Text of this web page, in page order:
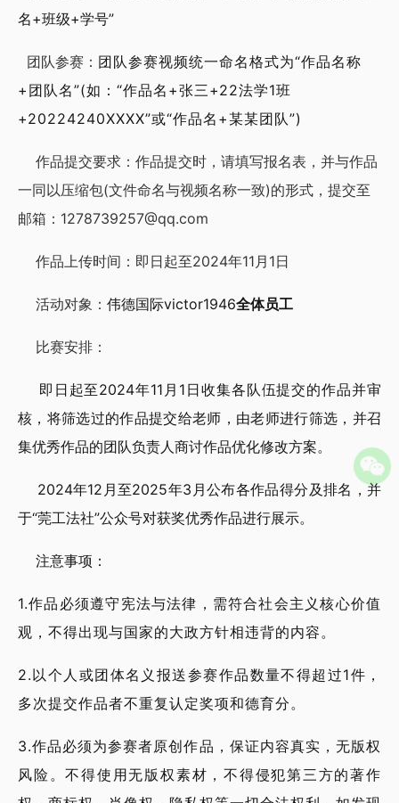
名+班级+学号”
团队参赛： 团队参赛视频统一命名格式为“作品名称
+团队名”(如：“作品名+张三+22法学1班
+20224240XXXX”或“作品名+某某团队”)
作品提交要求：作品提交时，请填写报名表，并与作品
一同以压缩包(文件命名与视频名称一致)的形式，提交至
邮箱：1278739257@qq.com
作品上传时间：即日起至2024年11月1日
活动对象： 伟德国际victor1946全体员工
比赛安排：
即日起至2024年11月1日收集各队伍提交的作品并审
核，将筛选过的作品提交给老师，由老师进行筛选，并召
集优秀作品的团队负责人商讨作品优化修改方案。
2024年12月至2025年3月公布各作品得分及排名，并
于“莞工法社”公众号对获奖优秀作品进行展示。
注意事项：
1.作品必须遵守宪法与法律，需符合社会主义核心价值
观，不得出现与国家的大政方针相违背的内容。
2.以个人或团体名义报送参赛作品数量不得超过1件，
多次提交作品者不重复认定奖项和德育分。
3.作品必须为参赛者原创作品，保证内容真实，无版权
风险。不得使用无版权素材，不得侵犯第三方的著作